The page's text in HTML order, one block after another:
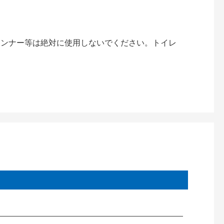
ナー等は絶対に使用しないでください。トイレ